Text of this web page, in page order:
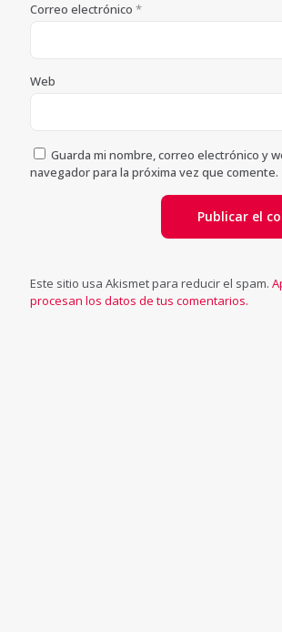
Correo electrónico *
Web
Guarda mi nombre, correo electrónico y
navegador para la próxima vez que comente.
Este sitio usa Akismet para reducir el spam.
procesan los datos de tus comentarios.